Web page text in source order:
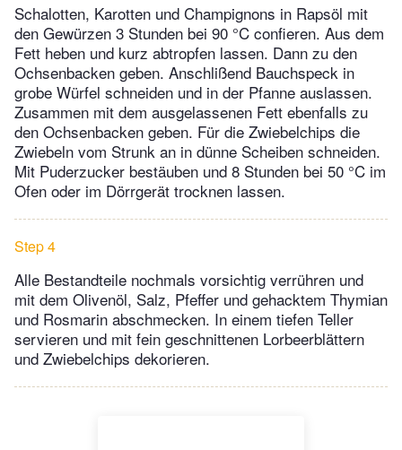
Schalotten, Karotten und Champignons in Rapsöl mit
den Gewürzen 3 Stunden bei 90 °C confieren. Aus dem
Fett heben und kurz abtropfen lassen. Dann zu den
Ochsenbacken geben. Anschlißend Bauchspeck in
grobe Würfel schneiden und in der Pfanne auslassen.
Zusammen mit dem ausgelassenen Fett ebenfalls zu
den Ochsenbacken geben. Für die Zwiebelchips die
Zwiebeln vom Strunk an in dünne Scheiben schneiden.
Mit Puderzucker bestäuben und 8 Stunden bei 50 °C im
Ofen oder im Dörrgerät trocknen lassen.
Step 4
Alle Bestandteile nochmals vorsichtig verrühren und
mit dem Olivenöl, Salz, Pfeffer und gehacktem Thymian
und Rosmarin abschmecken. In einem tiefen Teller
servieren und mit fein geschnittenen Lorbeerblättern
und Zwiebelchips dekorieren.